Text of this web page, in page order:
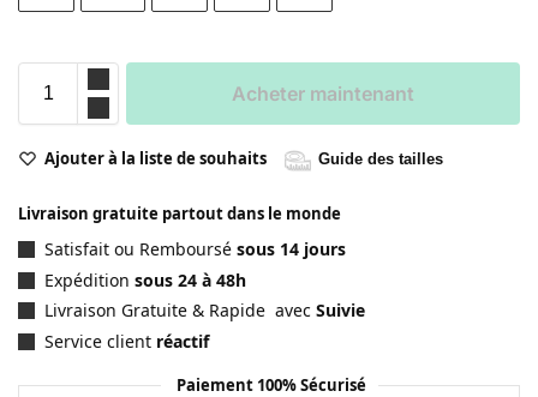
Acheter maintenant
Ajouter à la liste de souhaits Guide des tailles
Livraison gratuite partout dans le monde
Satisfait ou Remboursé sous 14 jours
Expédition sous 24 à 48h
Livraison Gratuite & Rapide avec Suivie
Service client réactif
Paiement 100% Sécurisé